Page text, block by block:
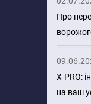
Про
X-PRO:
на ваш